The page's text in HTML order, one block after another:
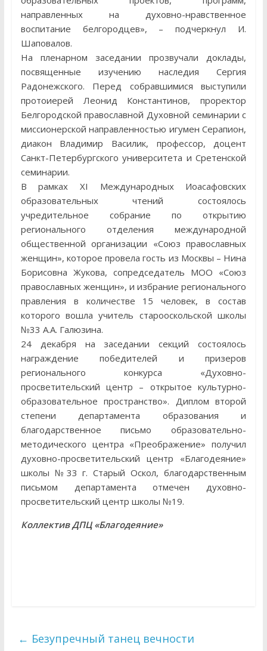
направленных на духовно-нравственное
воспитание белгородцев», – подчеркнул И.
Шаповалов.
На пленарном заседании прозвучали доклады,
посвященные изучению наследия Сергия
Радонежского. Перед собравшимися выступили
протоиерей Леонид Константинов, проректор
Белгородской православной Духовной семинарии с
миссионерской направленностью игумен Серапион,
диакон Владимир Василик, профессор, доцент
Санкт-Петербургского университета и Сретенской
семинарии.
В рамках XI Международных Иоасафовских
образовательных чтений состоялось
учредительное собрание по открытию
регионального отделения международной
общественной организации «Союз православных
женщин», которое провела гость из Москвы – Нина
Борисовна Жукова, сопредседатель МОО «Союз
православных женщин», и избрание регионального
правления в количестве 15 человек, в состав
которого вошла учитель старооскольской школы
№33 А.А. Галюзина.
24 декабря на заседании секций состоялось
награждение победителей и призеров
регионального конкурса «Духовно-
просветительский центр – открытое культурно-
образовательное пространство». Диплом второй
степени департамента образования и
благодарственное письмо образовательно-
методического центра «Преображение» получил
духовно-просветительский центр «Благодеяние»
школы №33 г. Старый Оскол, благодарственным
письмом департамента отмечен духовно-
просветительский центр школы №19.
Коллектив ДПЦ «Благодеяние»
← Безупречный танец вечности